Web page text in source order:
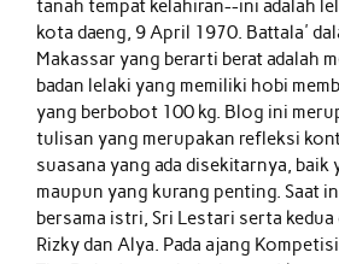
tanah tempat kelahiran--ini adalah
kota daeng, 9 April 1970. Battala'
Makassar yang berarti berat adalah
badan lelaki yang memiliki hobi
yang berbobot 100 kg. Blog ini
tulisan yang merupakan refleksi
suasana yang ada disekitarnya, baik
maupun yang kurang penting. Saat
bersama istri, Sri Lestari serta kedua
Rizky dan Alya. Pada ajang